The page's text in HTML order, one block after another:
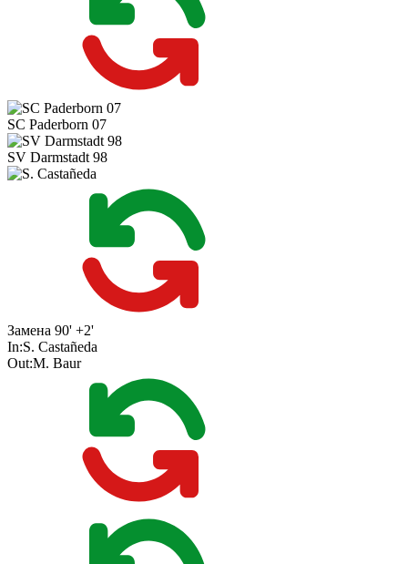
SC Paderborn 07
SV Darmstadt 98
Замена 90' +2'
In:S. Castañeda
Out:M. Baur